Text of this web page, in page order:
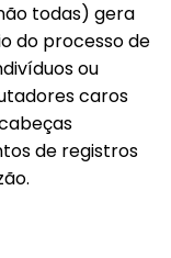
todas) gera
do processo de
ou
caros
de registros